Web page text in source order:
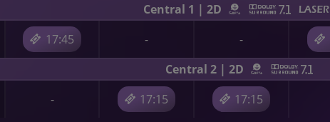
17:45 - -
- 17:15 17:15
Central 1 | 2D
Central 2 | 2D